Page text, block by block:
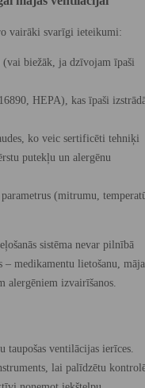
vairāki svarīgi ieteikumi:
biežāk, ja dzīvojam īpaši
HEPA), kas īpaši
ko veic sertificēti tehniķi
putekļu un alergēnu
(mitrumu,
sistēma nevar pilnībā
– medikamentu lietošanu,
alergēniem izvairīšanos.
ventilācijas ierīces.
lai palīdzētu